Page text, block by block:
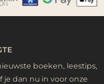
boeken, leestips,
dan nu in voor onze